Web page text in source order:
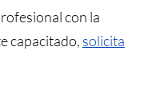
con la
capacitado, solicita